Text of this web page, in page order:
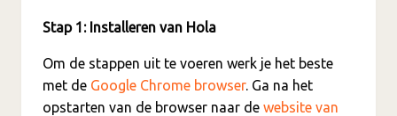
Stap 1: Installeren van Hola
Om de stappen uit te voeren werk je het beste
met de Google Chrome browser. Ga na het
opstarten van de browser naar de website van